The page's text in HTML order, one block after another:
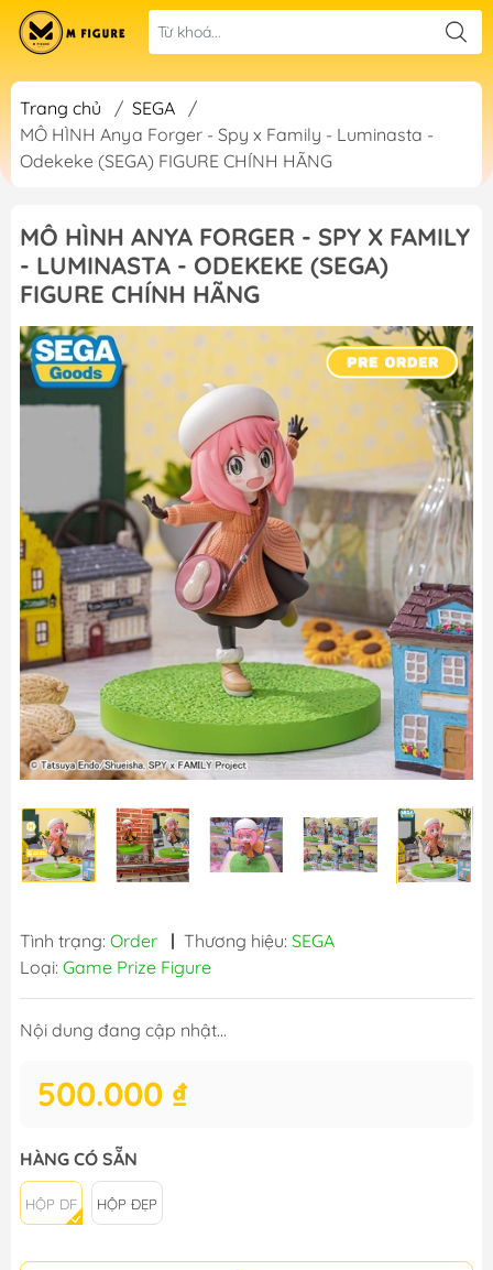
Trang chủ / SEGA
/
MÔ HÌNH Anya Forger - Spy x Family - Luminasta -
Odekeke (SEGA) FIGURE CHÍNH HÃNG
MÔ HÌNH ANYA FORGER - SPY X FAMILY
- LUMINASTA - ODEKEKE (SEGA)
FIGURE CHÍNH HÃNG
Tình trạng: Order | Thương hiệu: SEGA
Loại: Game Prize Figure
Nội dung đang cập nhật...
500.000 ₫
HÀNG CÓ SẴN
HỘP DF HỘP ĐẸP